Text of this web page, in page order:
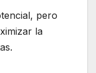
pero
la